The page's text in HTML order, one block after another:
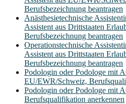
Berufsbezeichnung beantragen
Anästhesietechnische
Assistent aus Drittstaaten
Berufsbezeichnung beantragen
Operationstechnische
Assistent aus Drittstaaten
Berufsbezeichnung beantragen
Podologin oder Podologe mit
EU/EWR/Schweiz,
Podologin oder Podologe mit
Berufsqualifikation anerkennen